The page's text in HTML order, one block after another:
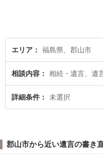
エリア 福島県、郡山市
相談内容 相続・遺言、遺
詳細条件 未選択
郡山市から近い遺言の書き